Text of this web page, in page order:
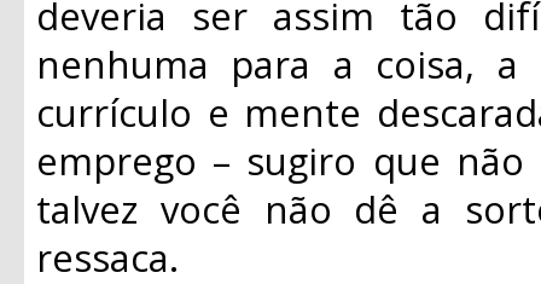
deveria ser assim tão
nenhuma para a coisa, a
currículo e mente
emprego – sugiro que
talvez você não dê a
ressaca.